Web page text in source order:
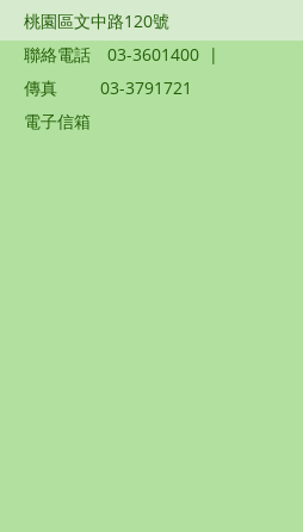
桃園區文中路120號
聯絡電話
03-3601400 |
傳真
03-3791721
電子信箱